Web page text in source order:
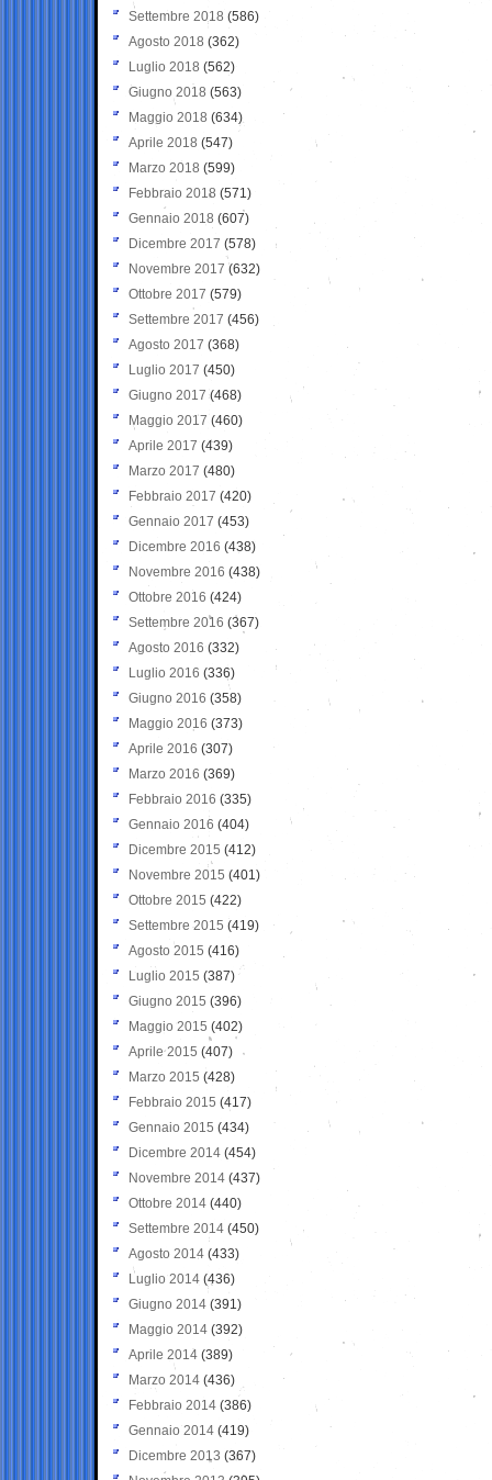
Settembre 2018 (586)
Agosto 2018 (362)
Luglio 2018 (562)
Giugno 2018 (563)
Maggio 2018 (634)
Aprile 2018 (547)
Marzo 2018 (599)
Febbraio 2018 (571)
Gennaio 2018 (607)
Dicembre 2017 (578)
Novembre 2017 (632)
Ottobre 2017 (579)
Settembre 2017 (456)
Agosto 2017 (368)
Luglio 2017 (450)
Giugno 2017 (468)
Maggio 2017 (460)
Aprile 2017 (439)
Marzo 2017 (480)
Febbraio 2017 (420)
Gennaio 2017 (453)
Dicembre 2016 (438)
Novembre 2016 (438)
Ottobre 2016 (424)
Settembre 2016 (367)
Agosto 2016 (332)
Luglio 2016 (336)
Giugno 2016 (358)
Maggio 2016 (373)
Aprile 2016 (307)
Marzo 2016 (369)
Febbraio 2016 (335)
Gennaio 2016 (404)
Dicembre 2015 (412)
Novembre 2015 (401)
Ottobre 2015 (422)
Settembre 2015 (419)
Agosto 2015 (416)
Luglio 2015 (387)
Giugno 2015 (396)
Maggio 2015 (402)
Aprile 2015 (407)
Marzo 2015 (428)
Febbraio 2015 (417)
Gennaio 2015 (434)
Dicembre 2014 (454)
Novembre 2014 (437)
Ottobre 2014 (440)
Settembre 2014 (450)
Agosto 2014 (433)
Luglio 2014 (436)
Giugno 2014 (391)
Maggio 2014 (392)
Aprile 2014 (389)
Marzo 2014 (436)
Febbraio 2014 (386)
Gennaio 2014 (419)
Dicembre 2013 (367)